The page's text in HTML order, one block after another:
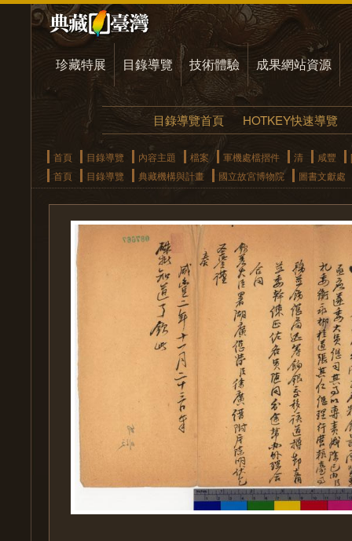
珍藏特展 目錄導覽 技術體驗 成果網站資源
目錄導覽首頁 HOTKEY快速導覽
首頁 目錄導覽 內容主題 檔案 軍機處檔摺件 清 咸豐
首頁
目錄導覽 典藏機構與計畫 國立故宮博物院 圖書文獻處